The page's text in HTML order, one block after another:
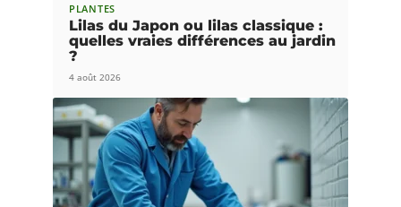
PLANTES
Lilas du Japon ou lilas classique :
quelles vraies différences au jardin
?
4 août 2026